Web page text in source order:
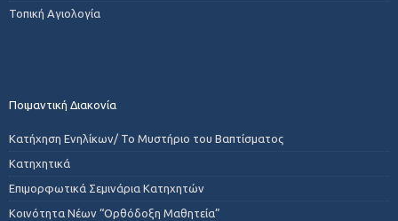
Τοπική Αγιολογία
Ποιμαντική Διακονία
Κατήχηση Ενηλίκων/ Το Μυστήριο του Βαπτίσματος
Κατηχητικά
Επιμορφωτικά Σεμινάρια Κατηχητών
Κοινότητα Νέων “Ορθόδοξη Μαθητεία”